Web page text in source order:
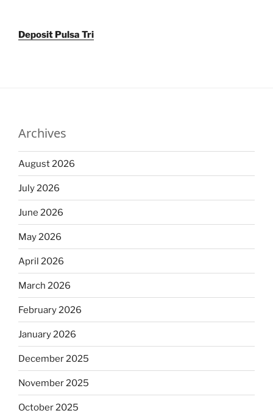
Deposit Pulsa Tri
Archives
August 2026
July 2026
June 2026
May 2026
April 2026
March 2026
February 2026
January 2026
December 2025
November 2025
October 2025